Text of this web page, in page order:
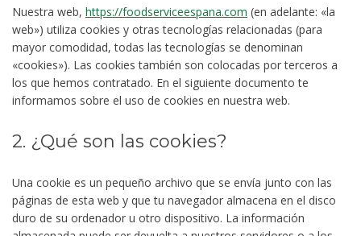
Nuestra web, https://foodserviceespana.com (en adelante: «la
web») utiliza cookies y otras tecnologías relacionadas (para
mayor comodidad, todas las tecnologías se denominan
«cookies»). Las cookies también son colocadas por terceros a
los que hemos contratado. En el siguiente documento te
informamos sobre el uso de cookies en nuestra web.
2. ¿Qué son las cookies?
Una cookie es un pequeño archivo que se envía junto con las
páginas de esta web y que tu navegador almacena en el disco
duro de su ordenador u otro dispositivo. La información